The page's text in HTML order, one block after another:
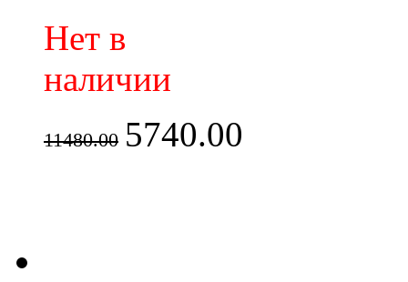
Нет в
наличии
11480.00 5740.00